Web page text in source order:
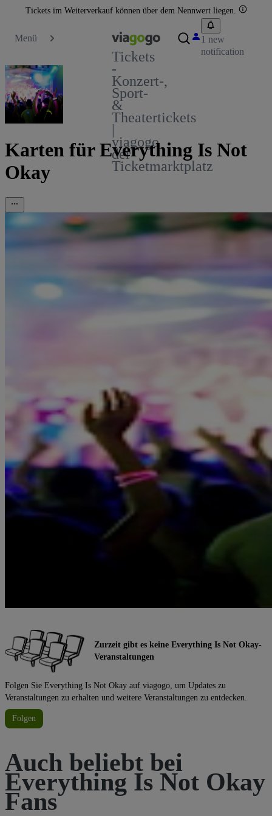
Tickets im Weiterverkauf können über dem Nennwert liegen.
Menü
Tickets
-
Konzert-,
Sport-
&
Theatertickets
|
viagogo
der
Ticketmarktplatz
1 new
notification
Karten für Everything Is Not
Okay
Zurzeit gibt es keine Everything Is Not Okay-
Veranstaltungen
Folgen Sie Everything Is Not Okay auf viagogo, um Updates zu
Veranstaltungen zu erhalten und weitere Veranstaltungen zu entdecken.
Folgen
Auch beliebt bei
Everything Is Not Okay
Fans